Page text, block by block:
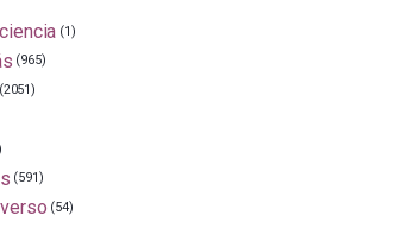
(1)
(965)
(2051)
(591)
(54)